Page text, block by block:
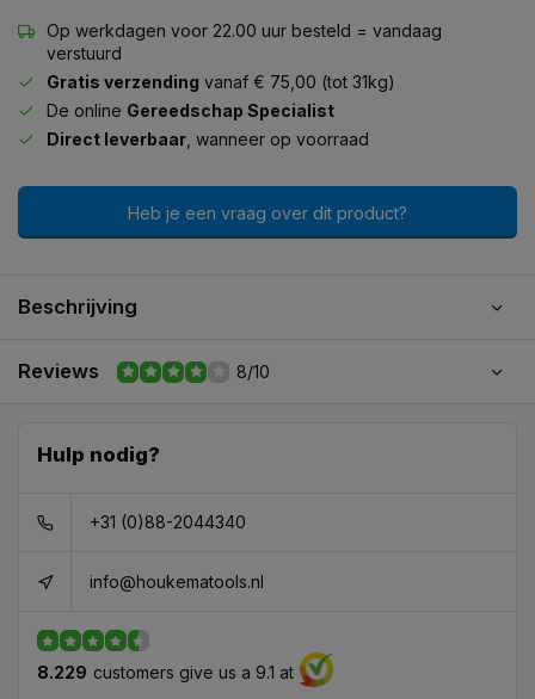
Op werkdagen voor 22.00 uur besteld = vandaag
verstuurd
Gratis verzending vanaf € 75,00 (tot 31kg)
De online Gereedschap Specialist
Direct leverbaar , wanneer op voorraad
Heb je een vraag over dit product?
Beschrijving
Reviews 8/10
Hulp nodig?
+31 (0)88-2044340
info@houkematools.nl
8.229 customers give us a 9.1 at